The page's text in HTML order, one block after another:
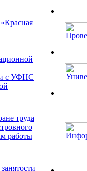
с УФНС
труда
работы